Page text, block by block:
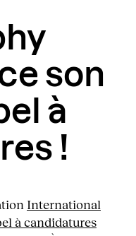
son
à
!
International
à candidatures